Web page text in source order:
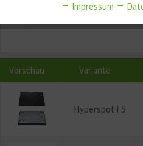
Bonuspunkte
Vorschau Variante
Hyperspot FS
Service
Sonstige
Impressum